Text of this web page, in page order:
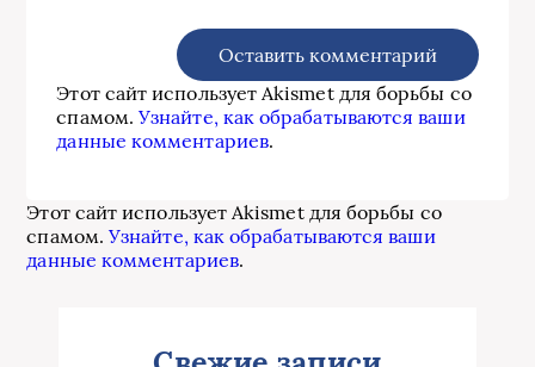
Этот сайт использует Akismet для борьбы со
спамом.Узнайте, как обрабатываются ваши
данные комментариев.
Этот сайт использует Akismet для борьбы со
спамом.Узнайте, как обрабатываются ваши
данные комментариев.